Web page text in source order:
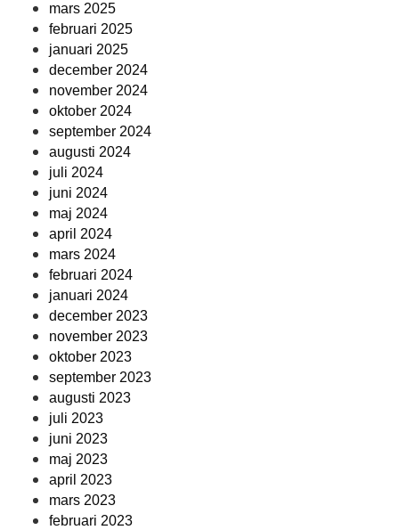
mars 2025
februari 2025
januari 2025
december 2024
november 2024
oktober 2024
september 2024
augusti 2024
juli 2024
juni 2024
maj 2024
april 2024
mars 2024
februari 2024
januari 2024
december 2023
november 2023
oktober 2023
september 2023
augusti 2023
juli 2023
juni 2023
maj 2023
april 2023
mars 2023
februari 2023